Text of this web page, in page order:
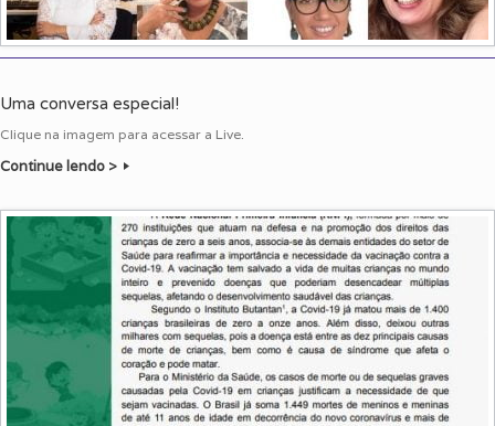
Uma conversa especial!
Clique na imagem para acessar a Live.
Continue lendo >